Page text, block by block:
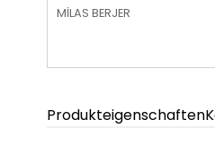
MİLAS BERJER
Produkteigenschaften